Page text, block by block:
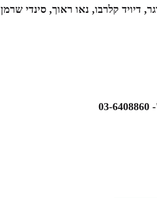
דיויד קלרבו, נאו ראוך, סינדי שרמן